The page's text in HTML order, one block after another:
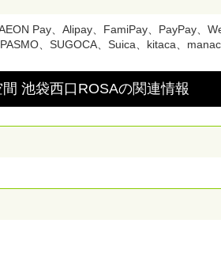
Pay、Alipay、FamiPay、PayPay、
、SUGOCA、Suica、kitaca、
池袋西口ROSAの関連情報